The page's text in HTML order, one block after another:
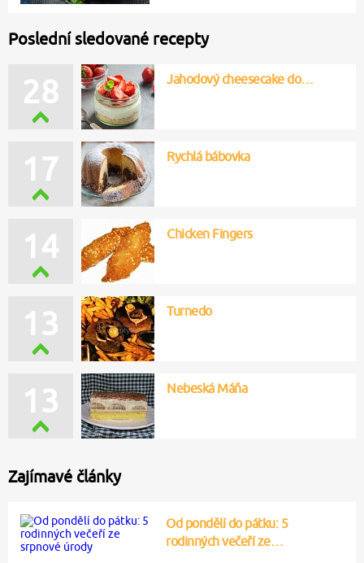
Poslední sledované recepty
28 Jahodový cheesecake do…
15 Rychlá bábovka
14 Chicken Fingers
11 Turnedo
15 Nebeská Máňa
Zajímavé články
Od pondělí do pátku: 5
rodinných večeří ze…